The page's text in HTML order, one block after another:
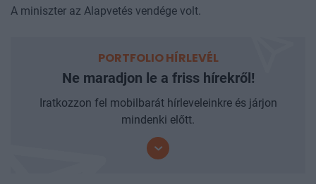
A miniszter az Alapvetés vendége volt.
PORTFOLIO HÍRLEVÉL
Ne maradjon le a friss hírekről!
Iratkozzon fel mobilbarát hírleveleinkre és járjon
mindenki előtt.